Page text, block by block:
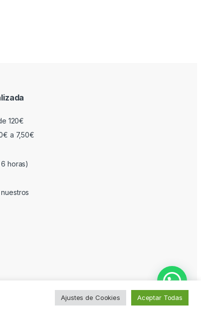
120€
a 7,50€
horas)
Ajustes de Cookies Aceptar Todas